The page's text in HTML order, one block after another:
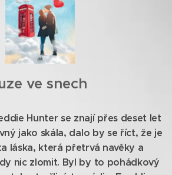
ve snech
Hunter se znají přes deset let
jako skála, dalo by se říct, že je
láska, která přetrvá navěky a
nic zlomit. Byl by to pohádkový